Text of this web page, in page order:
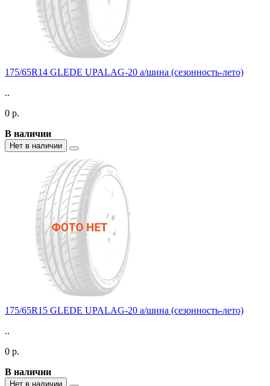
175/65R14 GLEDE UPALAG-20 а/шина (сезонность-лето)
..
0 р.
В наличии
Нет в наличии
175/65R15 GLEDE UPALAG-20 а/шина (сезонность-лето)
..
0 р.
В наличии
Нет в наличии